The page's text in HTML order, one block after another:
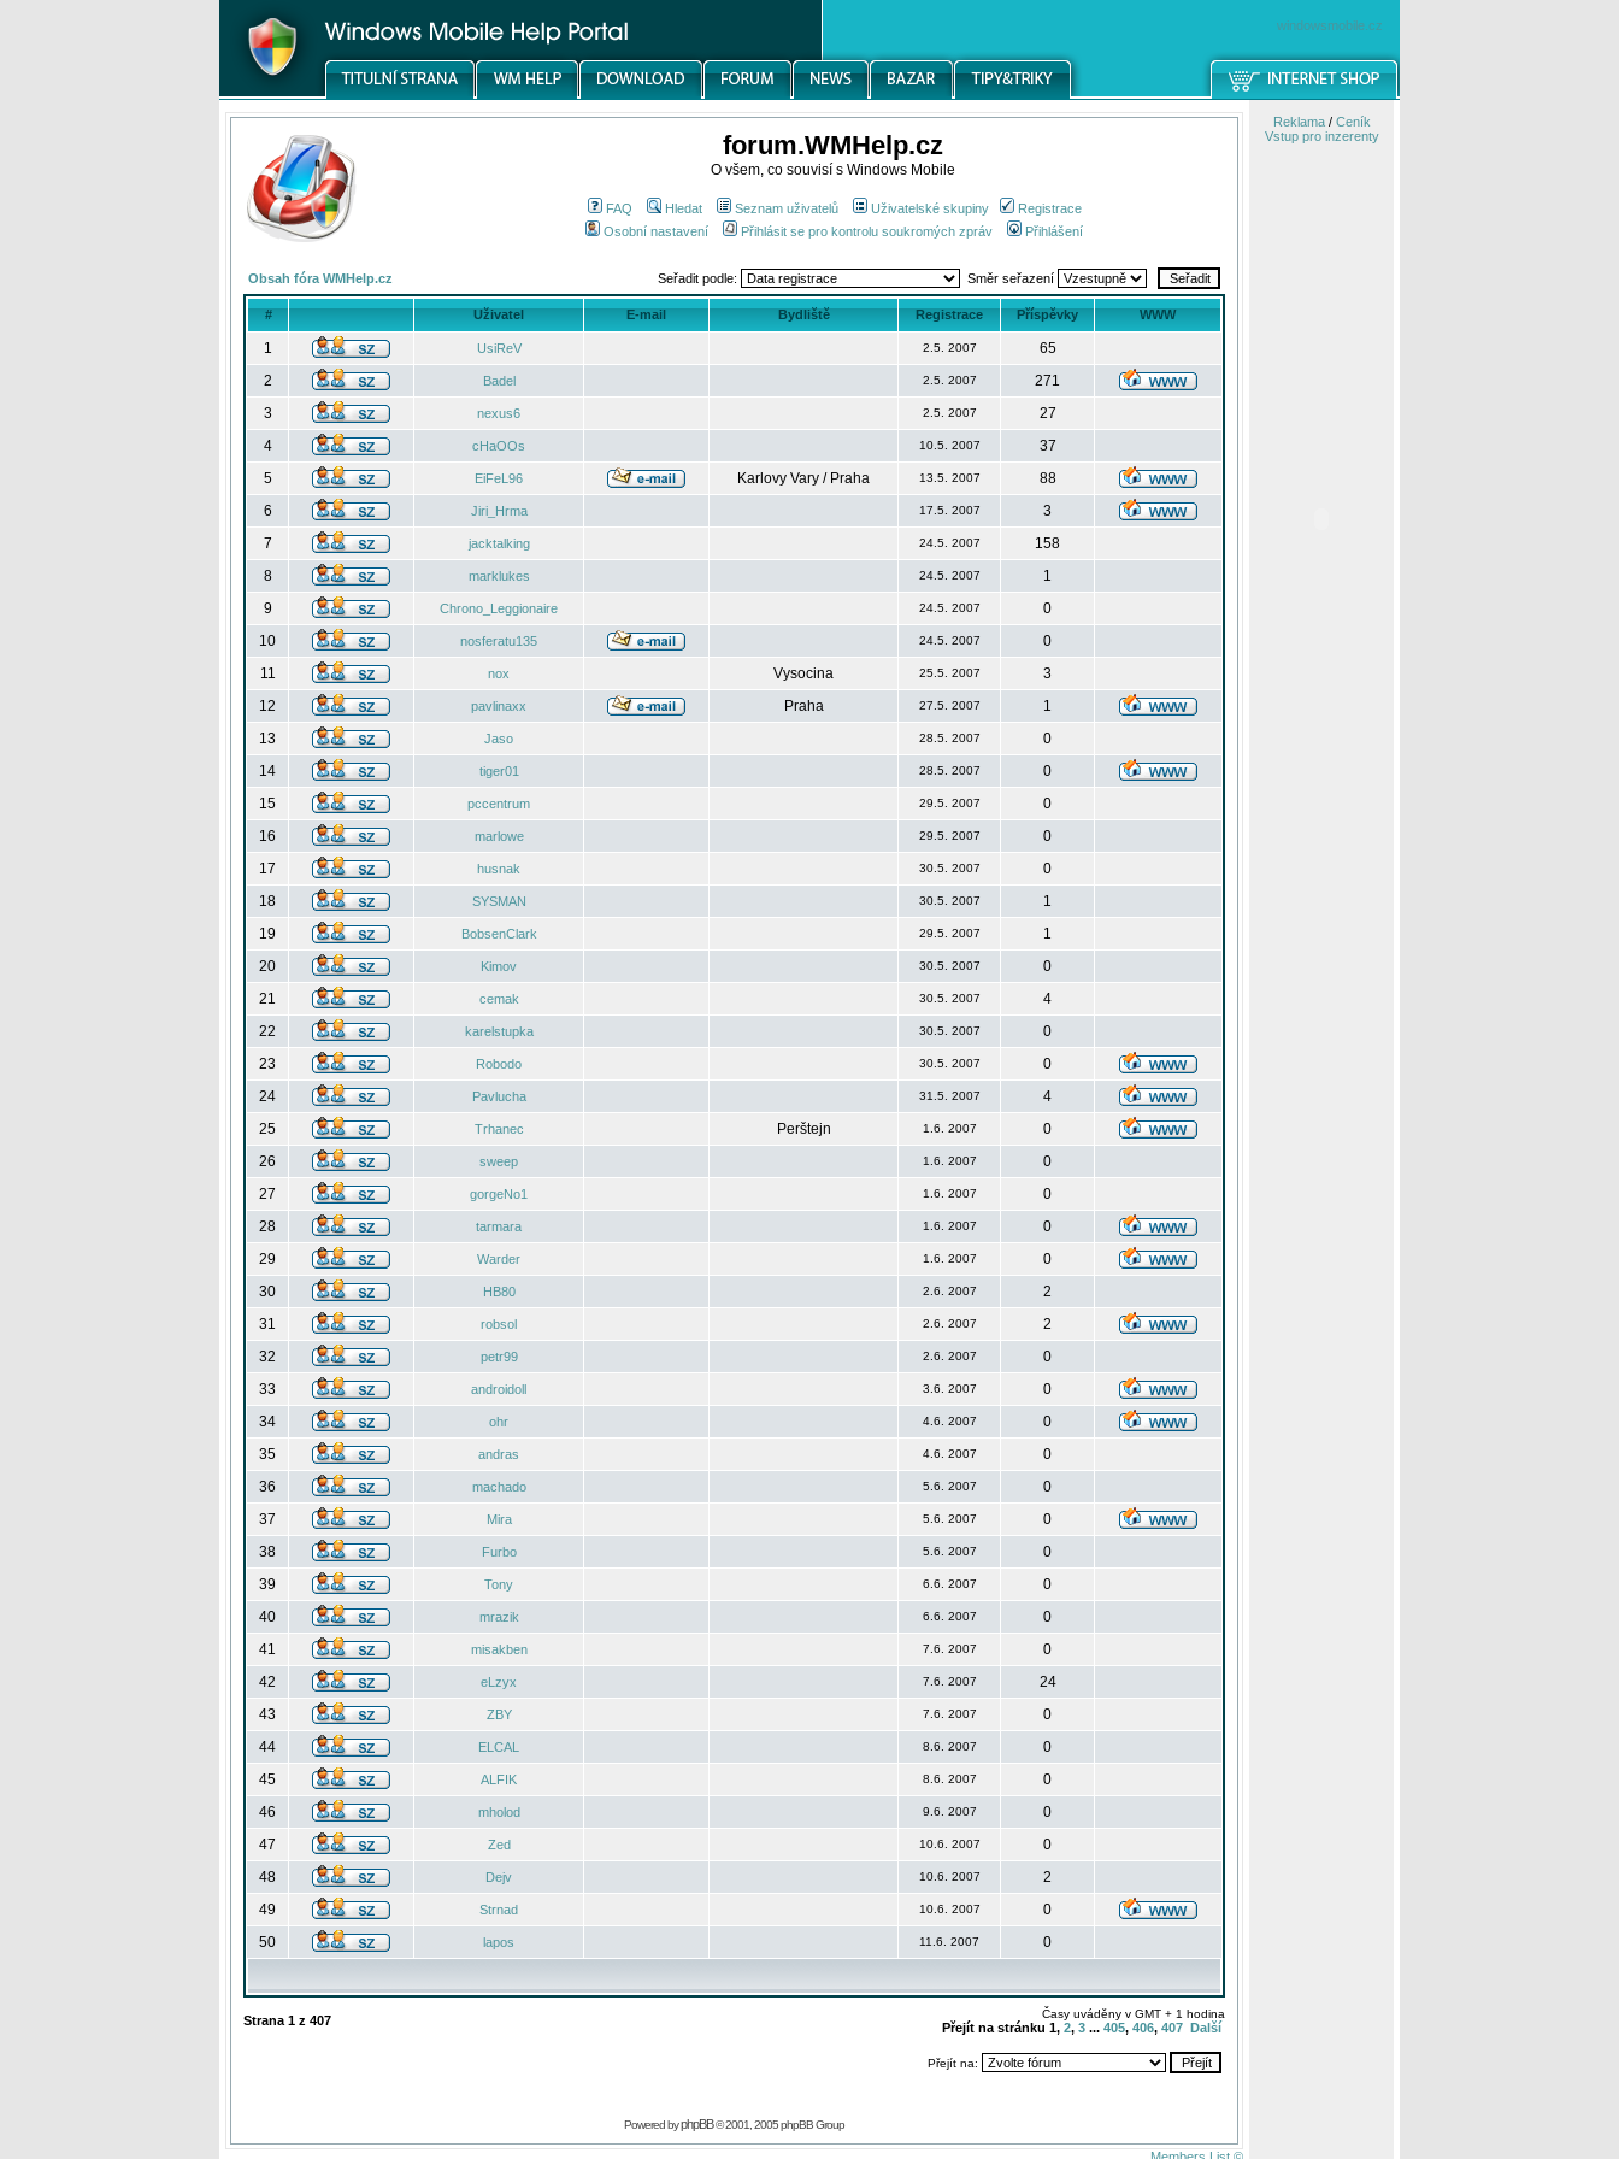
windowsmobile.cz
forum.WMHelp.cz
O všem, co souvisí s Windows Mobile
FAQ Hledat Seznam uživatelů Uživatelské skupiny
Registrace
Osobní nastavení
Přihlásit se pro kontrolu soukromých zpráv Přihlášení
Obsah fóra WMHelp.cz Seřadit podle: Směr seřazení
# Uživatel E-mail Bydliště Registrace Příspěvky WWW
1 UsiReV 2.5. 2007
65
2
Badel 2.5. 2007
271
3
nexus6 2.5. 2007
27
4
cHaOOs 10.5. 2007
37
5
EiFeL96 Karlovy Vary / Praha 13.5. 2007
88
6
Jiri_Hrma 17.5. 2007
3
7
jacktalking 24.5. 2007
158
8
marklukes 24.5. 2007
1
9
Chrono_Leggionaire 24.5. 2007
0
10
nosferatu135 24.5. 2007
0
11
nox Vysocina 25.5. 2007
3
12
pavlinaxx Praha 27.5. 2007
1
13
Jaso 28.5. 2007
0
14
tiger01 28.5. 2007
0
15
pccentrum 29.5. 2007
0
16
marlowe 29.5. 2007
0
17
husnak 30.5. 2007
0
18
SYSMAN 30.5. 2007
1
19
BobsenClark 29.5. 2007
1
20
Kimov 30.5. 2007
0
21
cemak 30.5. 2007
4
22
karelstupka 30.5. 2007
0
23
Robodo 30.5. 2007
0
24
Pavlucha 31.5. 2007
4
25
Trhanec Perštejn 1.6. 2007
0
26
sweep 1.6. 2007
0
27
gorgeNo1 1.6. 2007
0
28
tarmara 1.6. 2007
0
29
Warder 1.6. 2007
0
30
HB80 2.6. 2007
2
31
robsol 2.6. 2007
2
32
petr99 2.6. 2007
0
33
androidoll 3.6. 2007
0
34
ohr 4.6. 2007
0
35
andras 4.6. 2007
0
36
machado 5.6. 2007
0
37
Mira 5.6. 2007
0
38
Furbo 5.6. 2007
0
39
Tony 6.6. 2007
0
40
mrazik 6.6. 2007
0
41
misakben 7.6. 2007
0
42
eLzyx 7.6. 2007
24
43
ZBY 7.6. 2007
0
44
ELCAL 8.6. 2007
0
45
ALFIK 8.6. 2007
0
46
mholod 9.6. 2007
0
47
Zed 10.6. 2007
0
48
Dejv 10.6. 2007
2
49
Strnad 10.6. 2007
0
50
lapos 11.6. 2007 0
Strana 1 z 407 Časy uváděny v GMT + 1 hodina
Přejít na stránku 1, 2, 3 ... 405, 406, 407 Další
Přejít na:
Powered byphpBB© 2001, 2005 phpBB Group
Reklama/ Ceník
Vstup pro inzerenty